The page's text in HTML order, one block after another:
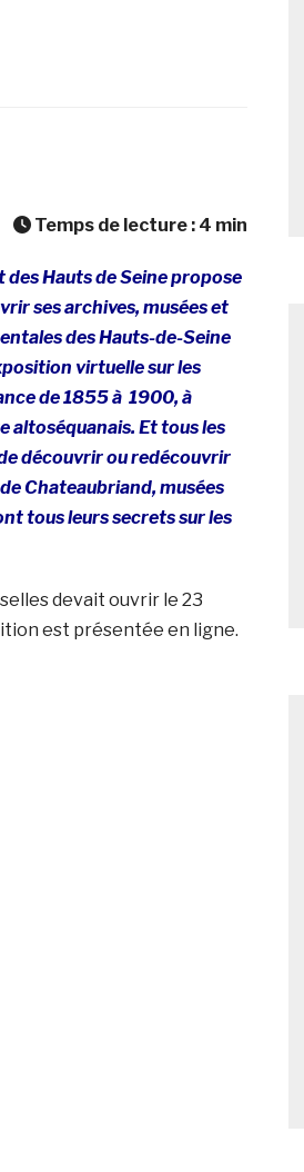
Temps de lecture : 4 min
Hauts de Seine propose
ses archives, musées et
des Hauts-de-Seine
virtuelle sur les
de 1855 à 1900, à
altoséquanais. Et tous les
découvrir ou redécouvrir
Chateaubriand, musées
tous leurs secrets sur les
devait ouvrir le 23
est présentée en ligne.